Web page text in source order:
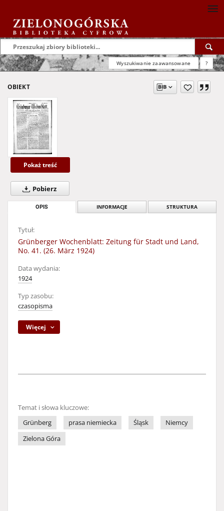
Wyszukiwanie zaawansowane ?
OBIEKT
Pokaż treść
Pobierz
OPIS INFORMACJE STRUKTURA
Tytuł:
Grünberger Wochenblatt: Zeitung für Stadt und Land,
No. 41. (26. März 1924)
Data wydania:
1924
Typ zasobu:
czasopisma
Więcej
Temat i słowa kluczowe:
Grünberg
prasa niemiecka Śląsk
Niemcy
Zielona Góra